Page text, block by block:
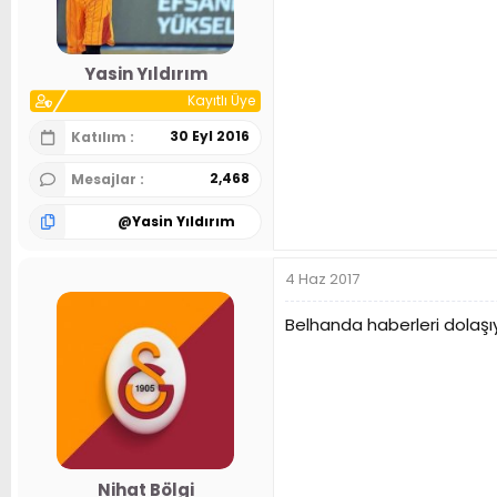
h
i
Yasin Yıldırım
Kayıtlı Üye
Katılım
30 Eyl 2016
Mesajlar 2,468
@Yasin Yıldırım
Nihat Bölgi
4 Haz 2017
Belhanda haberleri